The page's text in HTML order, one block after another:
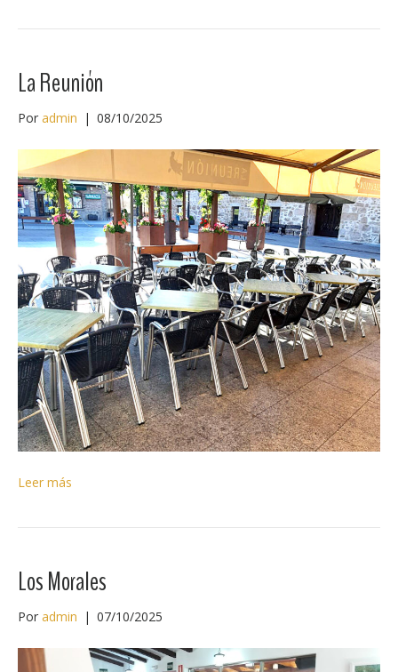
La Reunión
Por admin | 08/10/2025
Leer más
Los Morales
Por admin | 07/10/2025